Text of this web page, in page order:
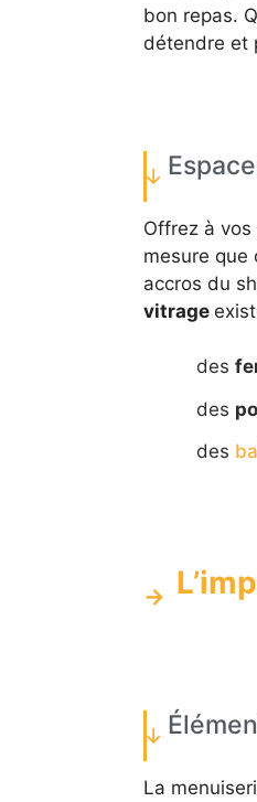
bon repas.
détendre et
Offrez à
mesure que
accros du
vitrage
des
des
des
La